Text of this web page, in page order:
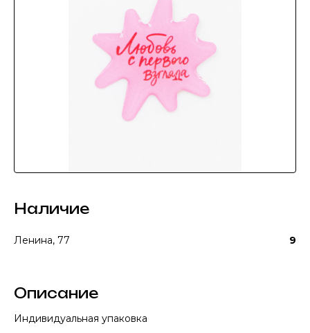
Наличие
Ленина, 77 9
Описание
Индивидуальная упаковка